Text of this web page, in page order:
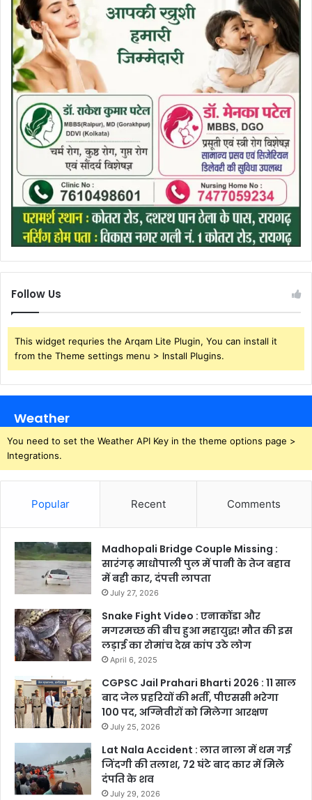
Follow Us
This widget requries the Arqam Lite Plugin, You can install it
from the Theme settings menu > Install Plugins.
Weather
You need to set the Weather API Key in the theme options page >
Integrations.
Popular Recent Comments
Madhopali Bridge Couple Missing :
सारंगढ़ माधोपाली पुल में पानी के तेज बहाव
में बही कार, दंपत्ती लापता
July 27, 2026
Snake Fight Video : एनाकोंडा और
मगरमच्छ की बीच हुआ महायुद्ध! मौत की इस
लड़ाई का रोमांच देख कांप उठे लोग
April 6, 2025
CGPSC Jail Prahari Bharti 2026 : 11 साल
बाद जेल प्रहरियों की भर्ती, पीएससी भरेगा
100 पद, अग्निवीरों को मिलेगा आरक्षण
July 25, 2026
Lat Nala Accident : लात नाला में थम गई
जिंदगी की तलाश, 72 घंटे बाद कार में मिले
दंपति के शव
July 29, 2026